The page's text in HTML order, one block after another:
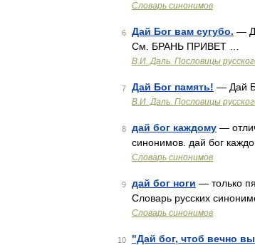
Словарь синонимов
6 Дай Бог вам сугубо. —
См. БРАНЬ ПРИВЕТ …
В.И. Даль. Пословицы
7 Дай Бог память! — Дай
В.И. Даль. Пословицы
8 дай бог каждому —
синонимов. дай бог
Словарь синонимов
9 дай бог ноги — только
Словарь русских
Словарь синонимов
10 "Дай бог, чтоб вечно